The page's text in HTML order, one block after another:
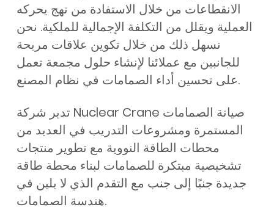
الانقطاعات من خلال الاستفادة من نهج يحركه
العملية ويقلل من التكلفة الإجمالية للملكية. نحن
نسهل ذلك من خلال تكوين علاقات مربحة
للجانبين مع عملائنا لإنشاء حلول مجمعة تعمل
على تحسين أداء الصمامات في نظام المصنع.
تدير شركة Nuclear Crane صيانة الصمامات
المستمرة ومشروعات التدريب في العديد من
محطات الطاقة النووية مع تطوير منتجات
تشخيصية مبتكرة للصمامات لبناء محطة طاقة
جديدة جنبًا إلى جنب مع التقدم الذي لا يلين في
هندسة الصمامات.